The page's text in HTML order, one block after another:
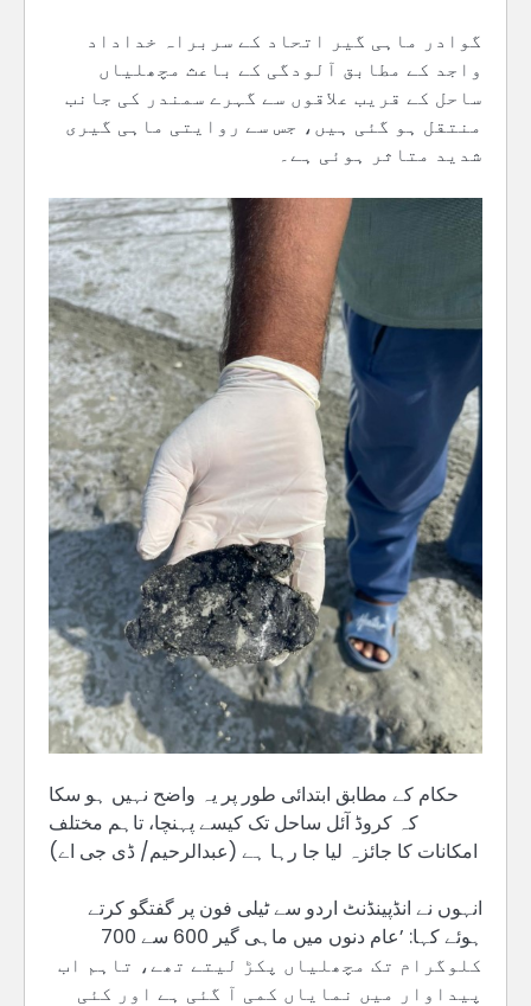
گوادر ماہی گیر اتحاد کے سربراہ خداداد
واجد کے مطابق آلودگی کے باعث مچھلیاں
ساحل کے قریب علاقوں سے گہرے سمندر کی جانب
منتقل ہو گئی ہیں، جس سے روایتی ماہی گیری
شدید متاثر ہوئی ہے۔
حکام کے مطابق ابتدائی طور پر یہ واضح نہیں ہو سکا
کہ کروڈ آئل ساحل تک کیسے پہنچا، تاہم مختلف
امکانات کا جائزہ لیا جا رہا ہے (عبدالرحیم/ ڈی جی اے)
انہوں نے انڈپینڈنٹ اردو سے ٹیلی فون پر گفتگو کرتے
ہوئے کہا: ’عام دنوں میں ماہی گیر 600 سے 700
کلوگرام تک مچھلیاں پکڑ لیتے تھے، تاہم اب
پیداوار میں نمایاں کمی آ گئی ہے اور کئی